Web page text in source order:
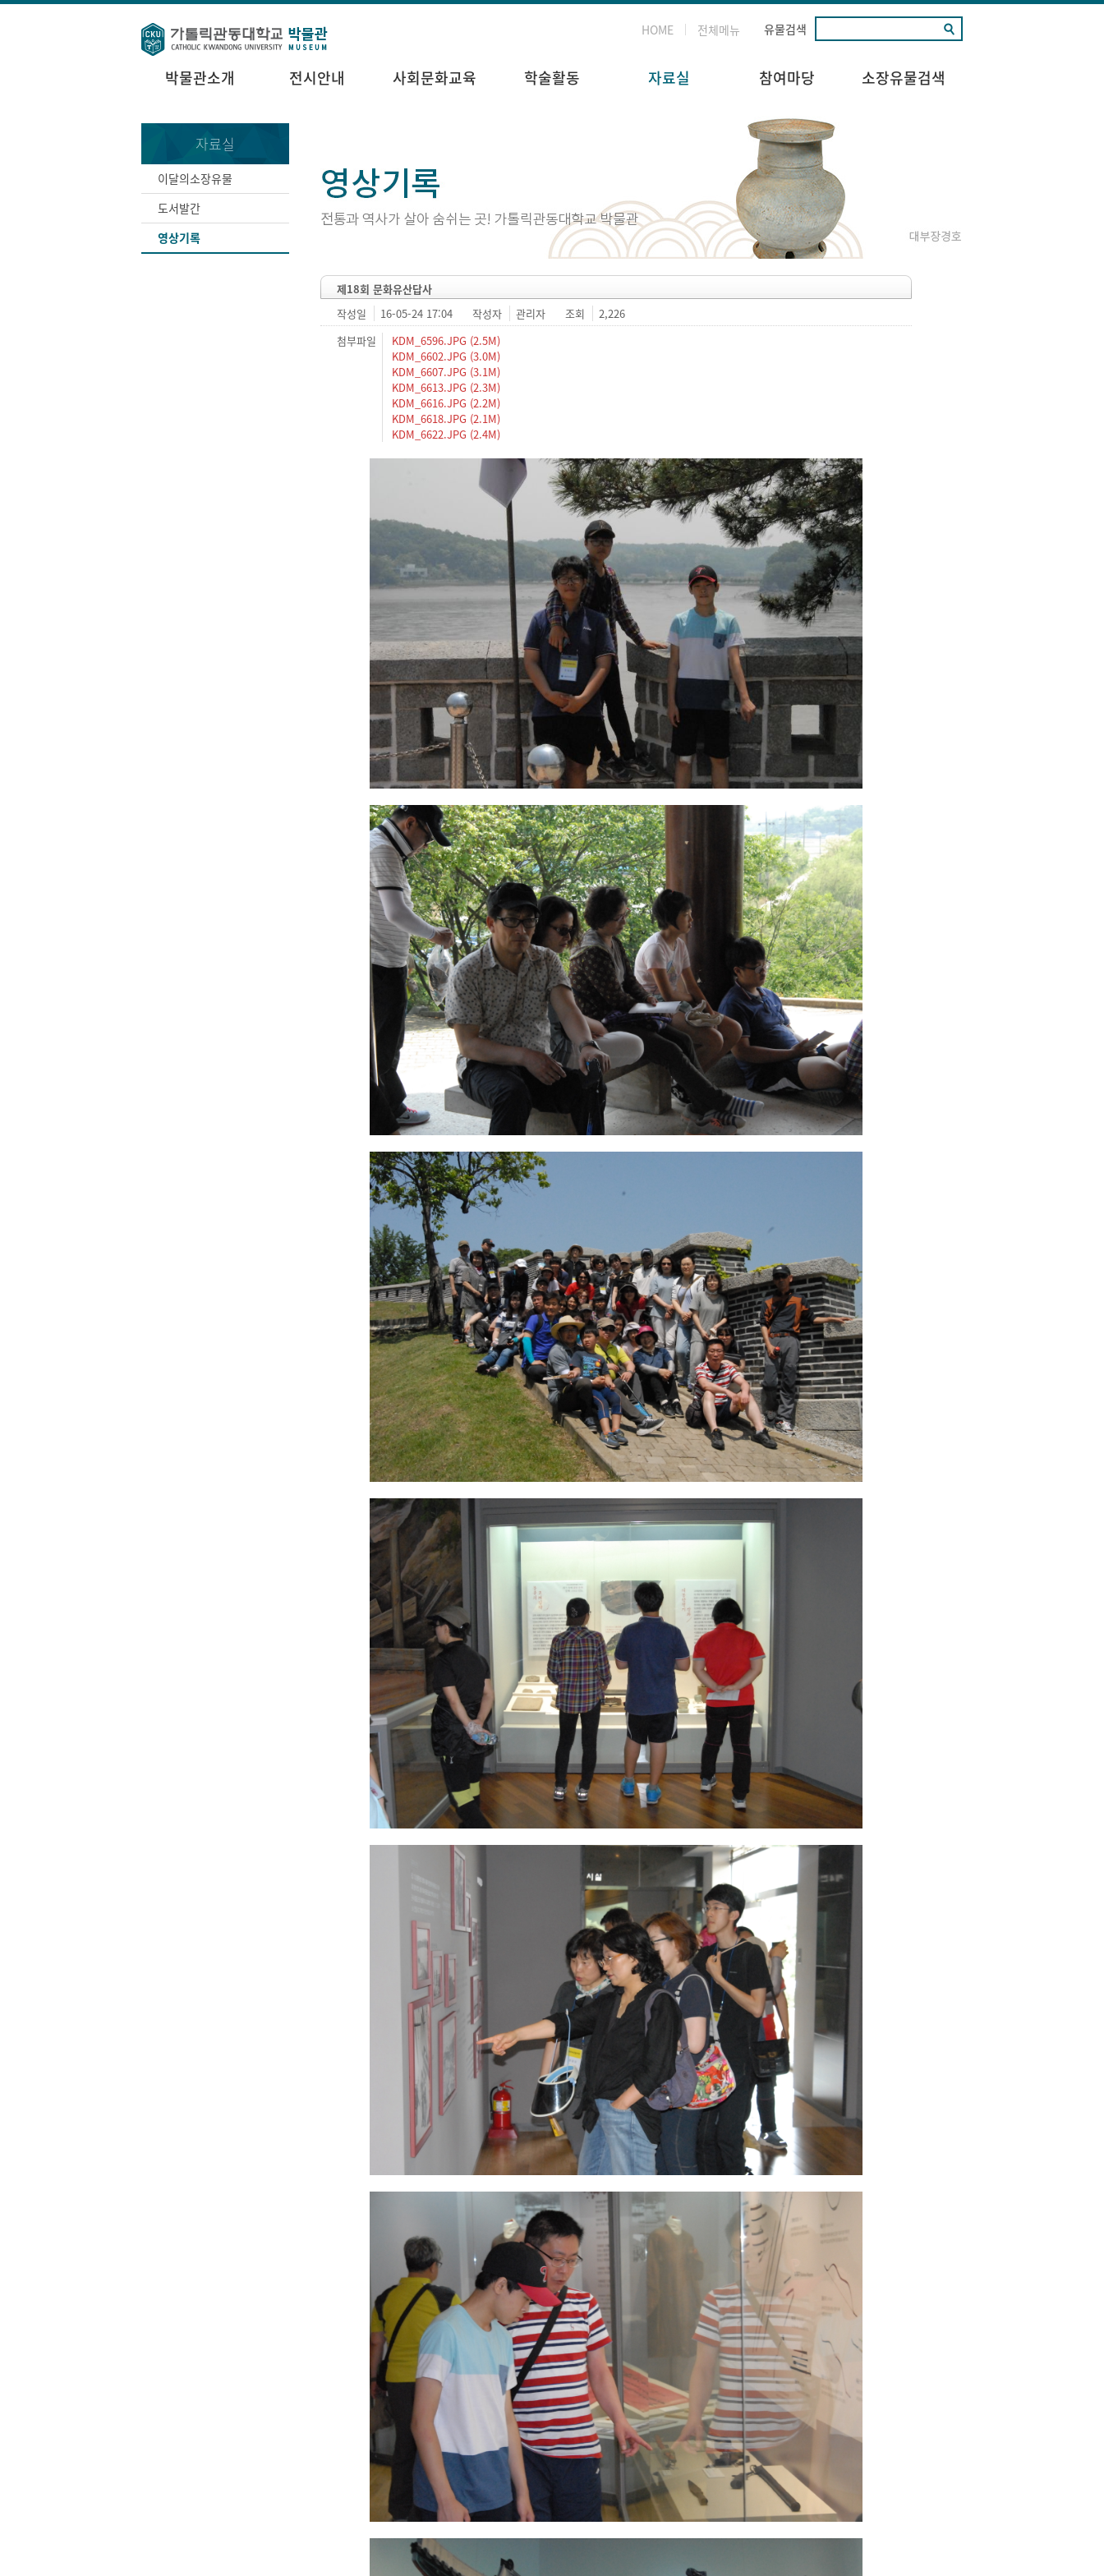
HOME 전체메뉴 유물검색
박물관소개 전시안내 사회문화교육 학술활동 자료실 참여마당 소장유물검색
자료실
이달의소장유물
도서발간
영상기록
제18회 문화유산답사
작성일
16-05-24 17:04 작성자 관리자 조회
2,226
첨부파일
KDM_6596.JPG (2.5M)
KDM_6602.JPG (3.0M)
KDM_6607.JPG (3.1M)
KDM_6613.JPG (2.3M)
KDM_6616.JPG (2.2M)
KDM_6618.JPG (2.1M)
KDM_6622.JPG (2.4M)